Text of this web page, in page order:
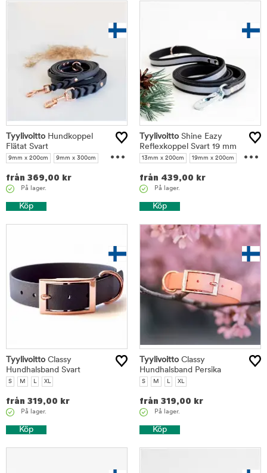
Tyylivoitto Hundkoppel
Flätat Svart
9mm x 200cm
9mm x 300cm
...
från 369,00 kr
På lager.
Köp
Tyylivoitto Shine Eazy
Reflexkoppel Svart 19 mm
13mm x 200cm
19mm x 200cm
...
från 439,00 kr
På lager.
Köp
Tyylivoitto Classy
Hundhalsband Svart
S M L XL
från 319,00 kr
På lager.
Köp
Tyylivoitto Classy
Hundhalsband Persika
S M L XL
från 319,00 kr
På lager.
Köp